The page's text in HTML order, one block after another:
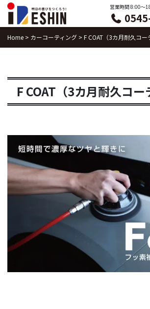
Skip
content
営業時間 8:00〜
Home > カーコーティング > F COAT（3カ月耐久コー
F COAT（3カ月耐久コー